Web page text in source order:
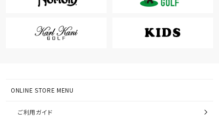
ONLINE STORE MENU
ご利用ガイド